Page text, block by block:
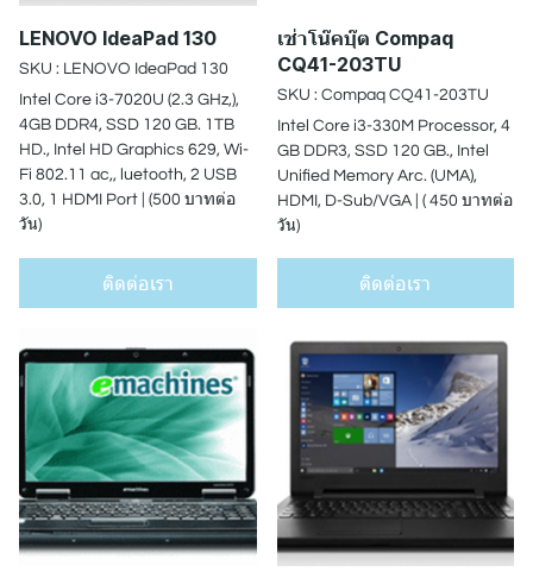
LENOVO IdeaPad 130
SKU : LENOVO IdeaPad 130
Intel Core i3-7020U (2.3 GHz,),
4GB DDR4, SSD 120 GB. 1TB
HD., Intel HD Graphics 629, Wi-
Fi 802.11 ac,, luetooth, 2 USB
3.0, 1 HDMI Port | (500 บาทต่อ
วัน)
ติดต่อเรา
เช่าโน๊คบุ๊ต Compaq
CQ41-203TU
SKU : Compaq CQ41-203TU
Intel Core i3-330M Processor, 4
GB DDR3, SSD 120 GB., Intel
Unified Memory Arc. (UMA),
HDMI, D-Sub/VGA | ( 450 บาทต่อ
วัน)
ติดต่อเรา